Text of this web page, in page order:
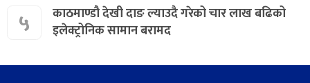
५
काठमाण्डौ देखी दाङ ल्याउदै गरेको चार लाख बढिको
इलेक्ट्रोनिक सामान बरामद